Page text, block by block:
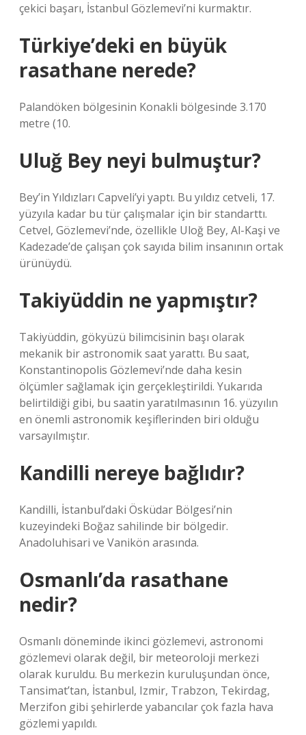
çekici başarı, İstanbul Gözlemevi’ni kurmaktır.
Türkiye’deki en büyük
rasathane nerede?
Palandöken bölgesinin Konakli bölgesinde 3.170
metre (10.
Uluğ Bey neyi bulmuştur?
Bey’in Yıldızları Capveli’yi yaptı. Bu yıldız cetveli, 17.
yüzyıla kadar bu tür çalışmalar için bir standarttı.
Cetvel, Gözlemevi’nde, özellikle Uloğ Bey, Al-Kaşi ve
Kadezade’de çalışan çok sayıda bilim insanının ortak
ürünüydü.
Takiyüddin ne yapmıştır?
Takiyüddin, gökyüzü bilimcisinin başı olarak
mekanik bir astronomik saat yarattı. Bu saat,
Konstantinopolis Gözlemevi’nde daha kesin
ölçümler sağlamak için gerçekleştirildi. Yukarıda
belirtildiği gibi, bu saatin yaratılmasının 16. yüzyılın
en önemli astronomik keşiflerinden biri olduğu
varsayılmıştır.
Kandilli nereye bağlıdır?
Kandilli, İstanbul’daki Ösküdar Bölgesi’nin
kuzeyindeki Boğaz sahilinde bir bölgedir.
Anadoluhisari ve Vanikön arasında.
Osmanlı’da rasathane
nedir?
Osmanlı döneminde ikinci gözlemevi, astronomi
gözlemevi olarak değil, bir meteoroloji merkezi
olarak kuruldu. Bu merkezin kuruluşundan önce,
Tansimat’tan, İstanbul, Izmir, Trabzon, Tekirdag,
Merzifon gibi şehirlerde yabancılar çok fazla hava
gözlemi yapıldı.